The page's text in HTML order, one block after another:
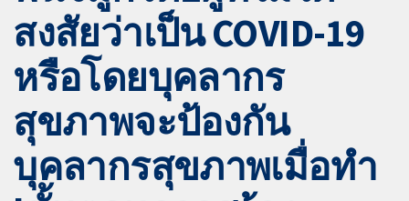
สงสัยว่าเป็น COVID-19
หรือโดยบุคลากร
สุขภาพจะป้องกัน
บุคลากรสุขภาพเมื่อทำ